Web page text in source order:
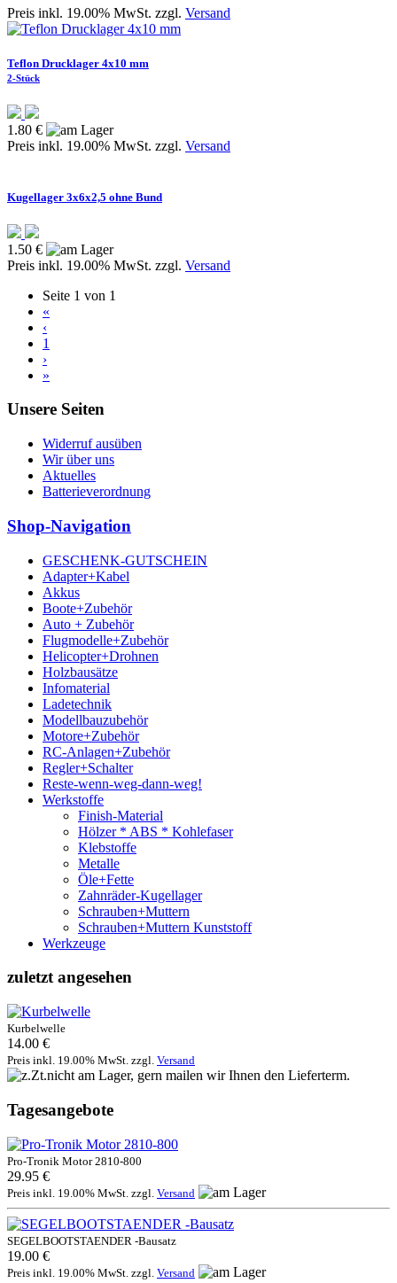
Preis inkl. 19.00% MwSt. zzgl. Versand
Teflon Drucklager 4x10 mm
2-Stück
1.80 €
Preis inkl. 19.00% MwSt. zzgl. Versand
Kugellager 3x6x2,5 ohne Bund
1.50 €
Preis inkl. 19.00% MwSt. zzgl. Versand
Seite 1 von 1
«
‹
1
›
»
Unsere Seiten
Widerruf ausüben
Wir über uns
Aktuelles
Batterieverordnung
Shop-Navigation
GESCHENK-GUTSCHEIN
Adapter+Kabel
Akkus
Boote+Zubehör
Auto + Zubehör
Flugmodelle+Zubehör
Helicopter+Drohnen
Holzbausätze
Infomaterial
Ladetechnik
Modellbauzubehör
Motore+Zubehör
RC-Anlagen+Zubehör
Regler+Schalter
Reste-wenn-weg-dann-weg!
Werkstoffe
Finish-Material
Hölzer * ABS * Kohlefaser
Klebstoffe
Metalle
Öle+Fette
Zahnräder-Kugellager
Schrauben+Muttern
Schrauben+Muttern Kunststoff
Werkzeuge
zuletzt angesehen
Kurbelwelle
14.00 €
Preis inkl. 19.00% MwSt. zzgl. Versand
Tagesangebote
Pro-Tronik Motor 2810-800
29.95 €
Preis inkl. 19.00% MwSt. zzgl. Versand
SEGELBOOTSTAENDER -Bausatz
19.00 €
Preis inkl. 19.00% MwSt. zzgl. Versand